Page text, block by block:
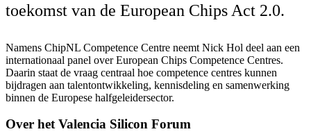
toekomst van de European Chips Act 2.0.
Namens ChipNL Competence Centre neemt Nick Hol deel aan een
internationaal panel over European Chips Competence Centres.
Daarin staat de vraag centraal hoe competence centres kunnen
bijdragen aan talentontwikkeling, kennisdeling en samenwerking
binnen de Europese halfgeleidersector.
Over het Valencia Silicon Forum